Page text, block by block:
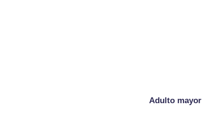
Adulto mayor